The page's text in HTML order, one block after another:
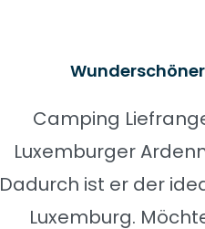
Camping
Luxemburger
Dadurch ist er der
Luxemburg.